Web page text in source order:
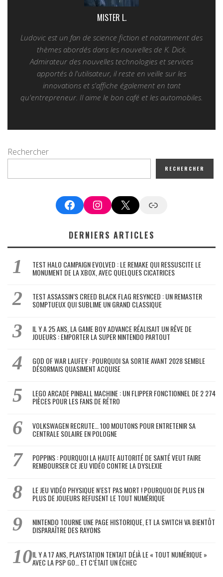
MISTER L.
Ludovic est un fan de science fiction et notamment des
thèmes abordés dans les nouvelles de K. Dick.
Admirateur des nouvelles technologies et services
apportés à l'utilisateur, il reste en veille sur les
innovations et s'affiche également en tant
qu'entrepreneur. Il aime le bon café et les automobiles.
Rechercher
RECHERCHER
FacebookInstagram
X Google News
DERNIERS ARTICLES
TEST HALO CAMPAIGN EVOLVED : LE REMAKE QUI RESSUSCITE LE
MONUMENT DE LA XBOX, AVEC QUELQUES CICATRICES
TEST ASSASSIN’S CREED BLACK FLAG RESYNCED : UN REMASTER
SOMPTUEUX QUI SUBLIME UN GRAND CLASSIQUE
IL Y A 25 ANS, LA GAME BOY ADVANCE RÉALISAIT UN RÊVE DE
JOUEURS : EMPORTER LA SUPER NINTENDO PARTOUT
GOD OF WAR LAUFEY : POURQUOI SA SORTIE AVANT 2028 SEMBLE
DÉSORMAIS QUASIMENT ACQUISE
LEGO ARCADE PINBALL MACHINE : UN FLIPPER FONCTIONNEL DE 2 274
PIÈCES POUR LES FANS DE RÉTRO
VOLKSWAGEN RECRUTE… 100 MOUTONS POUR ENTRETENIR SA
CENTRALE SOLAIRE EN POLOGNE
POPPINS : POURQUOI LA HAUTE AUTORITÉ DE SANTÉ VEUT FAIRE
REMBOURSER CE JEU VIDÉO CONTRE LA DYSLEXIE
LE JEU VIDÉO PHYSIQUE N’EST PAS MORT ! POURQUOI DE PLUS EN
PLUS DE JOUEURS REFUSENT LE TOUT NUMÉRIQUE
NINTENDO TOURNE UNE PAGE HISTORIQUE, ET LA SWITCH VA BIENTÔT
DISPARAÎTRE DES RAYONS
IL Y A 17 ANS, PLAYSTATION TENTAIT DÉJÀ LE « TOUT NUMÉRIQUE »
AVEC LA PSP GO… ET C’ÉTAIT UN ÉCHEC